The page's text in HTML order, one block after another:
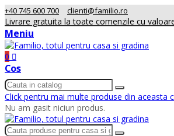
+40 745 600 700 clienti@familio.ro
Livrare gratuita la toate comenzile cu
Meniu
0
Cos
Click pentru mai multe produse din aceasta
Nu am gasit niciun produs.